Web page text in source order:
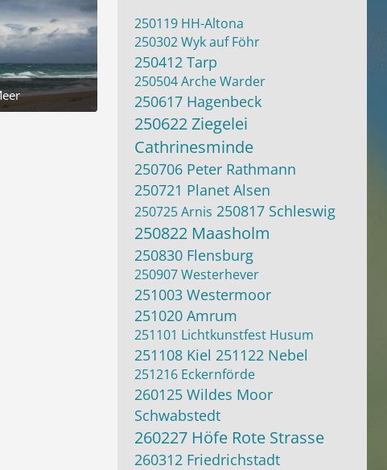
Juni 2025 um 20:11
250119 HH-Altona
250302 Wyk auf Föhr
250412 Tarp
250504 Arche Warder
250617 Hagenbeck
250622 Ziegelei
Cathrinesminde
250706 Peter Rathmann
250721 Planet Alsen
250725 Arnis 250817 Schleswig
250822 Maasholm
250830 Flensburg
250907 Westerhever
251003 Westermoor
251020 Amrum
251101 Lichtkunstfest Husum
251108 Kiel 251122 Nebel
251216 Eckernförde
260125 Wildes Moor
Schwabstedt
260227 Höfe Rote Strasse
260312 Friedrichstadt